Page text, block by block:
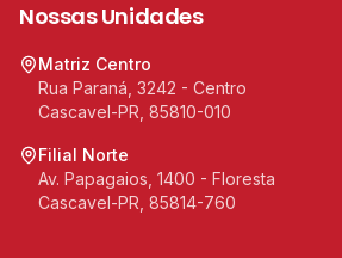
Nossas Unidades
Matriz Centro
Rua Paraná, 3242 - Centro
Cascavel-PR, 85810-010
Filial Norte
Av. Papagaios, 1400 - Floresta
Cascavel-PR, 85814-760